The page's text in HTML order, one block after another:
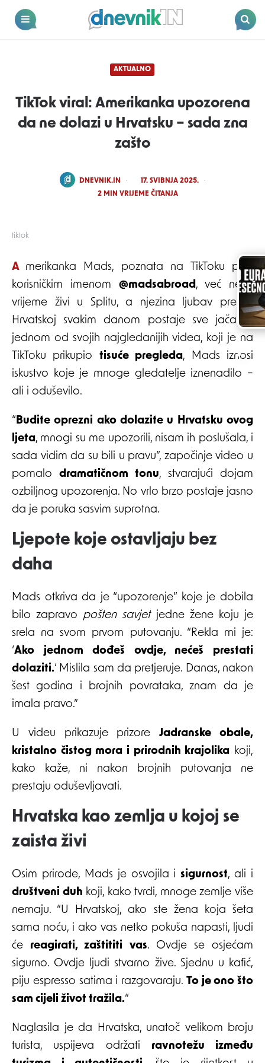
Dnevnik.in
tiktok
AKTUALNO
TikTok viral: Amerikanka upozorena
da ne dolazi u Hrvatsku – sada zna
zašto
POSTED
DNEVNIK.IN
17. SVIBNJA 2025.
2 MIN VRIJEME ČITANJA
Amerikanka Mads, poznata na TikToku pod
korisničkim imenom @madsabroad, već neko
vrijeme živi u Splitu, a njezina ljubav prema
Hrvatskoj svakim danom postaje sve jača. U
jednom od svojih najgledanijih videa, koji je na
TikToku prikupio tisuće pregleda, Mads iznosi
iskustvo koje je mnoge gledatelje iznenadilo –
ali i oduševilo.
“Budite oprezni ako dolazite u Hrvatsku ovog
ljeta, mnogi su me upozorili, nisam ih poslušala, i
sada vidim da su bili u pravu”, započinje video u
pomalo dramatičnom tonu, stvarajući dojam
ozbiljnog upozorenja. No vrlo brzo postaje jasno
da je poruka sasvim suprotna.
Ljepote koje ostavljaju bez
daha
Mads otkriva da je “upozorenje” koje je dobila
bilo zapravo pošten savjetjedne žene koju je
srela na svom prvom putovanju. “Rekla mi je:
‘Ako jednom dođeš ovdje, nećeš prestati
dolaziti.‘ Mislila sam da pretjeruje. Danas, nakon
šest godina i brojnih povrataka, znam da je
imala pravo.”
U videu prikazuje prizoreJadranske obale,
kristalno čistog mora i prirodnih krajolika koji,
kako kaže, ni nakon brojnih putovanja ne
prestaju oduševljavati.
Hrvatska kao zemlja u kojoj se
zaista živi
Osim prirode, Mads je osvojila isigurnost, ali i
društveni duh koji, kako tvrdi, mnoge zemlje više
nemaju. “U Hrvatskoj, ako ste žena koja šeta
sama noću, i ako vas netko pokuša napasti, ljudi
će reagirati, zaštititi vas. Ovdje se osjećam
sigurno. Ovdje ljudi stvarno žive. Sjednu u kafić,
piju espresso satima i razgovaraju. To je ono što
sam cijeli život tražila.“
Naglasila je da Hrvatska, unatoč velikom broju
turista, uspijeva održati ravnotežu između